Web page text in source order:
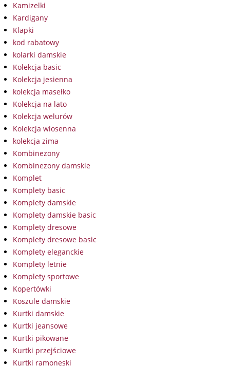
Kamizelki
Kardigany
Klapki
kod rabatowy
kolarki damskie
Kolekcja basic
Kolekcja jesienna
kolekcja masełko
Kolekcja na lato
Kolekcja welurów
Kolekcja wiosenna
kolekcja zima
Kombinezony
Kombinezony damskie
Komplet
Komplety basic
Komplety damskie
Komplety damskie basic
Komplety dresowe
Komplety dresowe basic
Komplety eleganckie
Komplety letnie
Komplety sportowe
Kopertówki
Koszule damskie
Kurtki damskie
Kurtki jeansowe
Kurtki pikowane
Kurtki przejściowe
Kurtki ramoneski